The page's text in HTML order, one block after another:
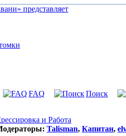
представляет
FAQ Поиск
и Работа
Talisman, Капитан,